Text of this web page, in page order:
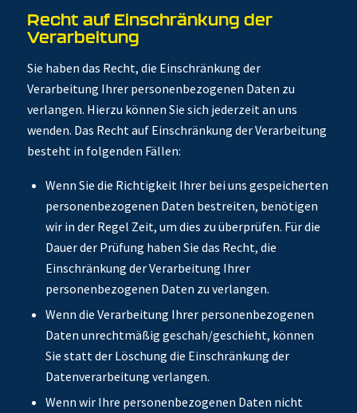
Recht auf Einschränkung der
Verarbeitung
Sie haben das Recht, die Einschränkung der
Verarbeitung Ihrer personenbezogenen Daten zu
verlangen. Hierzu können Sie sich jederzeit an uns
wenden. Das Recht auf Einschränkung der Verarbeitung
besteht in folgenden Fällen:
Wenn Sie die Richtigkeit Ihrer bei uns gespeicherten
personenbezogenen Daten bestreiten, benötigen
wir in der Regel Zeit, um dies zu überprüfen. Für die
Dauer der Prüfung haben Sie das Recht, die
Einschränkung der Verarbeitung Ihrer
personenbezogenen Daten zu verlangen.
Wenn die Verarbeitung Ihrer personenbezogenen
Daten unrechtmäßig geschah/geschieht, können
Sie statt der Löschung die Einschränkung der
Datenverarbeitung verlangen.
Wenn wir Ihre personenbezogenen Daten nicht